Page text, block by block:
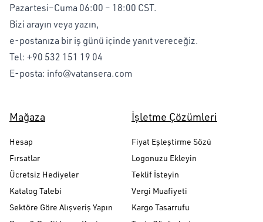
Pazartesi–Cuma 06:00 – 18:00 CST.
Bizi arayın veya yazın,
e-postanıza bir iş günü içinde yanıt vereceğiz.
Tel: +90 532 151 19 04
E-posta: info@vatansera.com
Mağaza
Hesap
Fırsatlar
Ücretsiz Hediyeler
Katalog Talebi
Sektöre Göre Alışveriş Yapın
İşletme Çözümleri
Fiyat Eşleştirme Sözü
Logonuzu Ekleyin
Teklif İsteyin
Vergi Muafiyeti
Kargo Tasarrufu